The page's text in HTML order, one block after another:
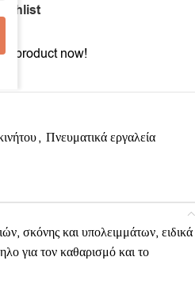
product now!
, Πνευματικά εργαλεία
σκόνης και υπολειμμάτων, ειδικά
για τον καθαρισμό και το